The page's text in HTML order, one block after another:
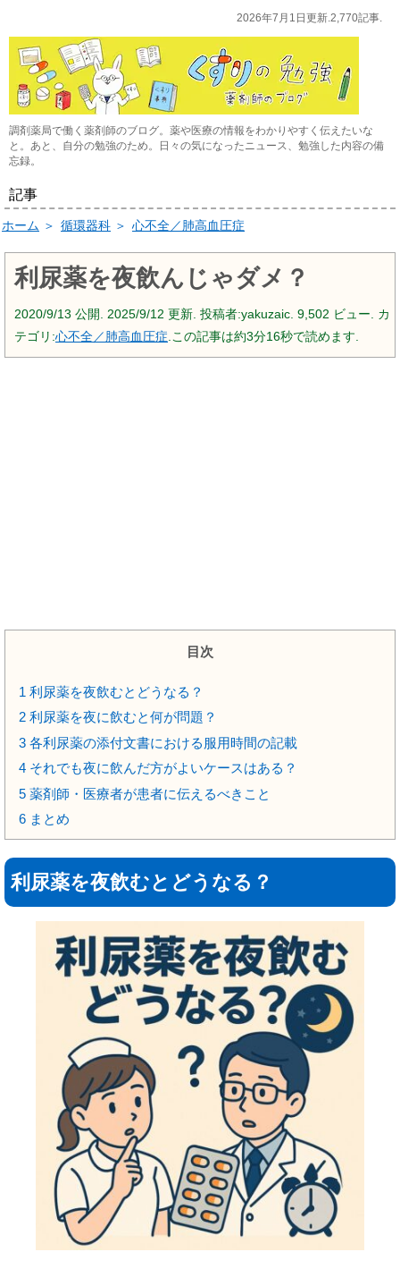
2026年7月1日更新.2,770記事.
調剤薬局で働く薬剤師のブログ。薬や医療の情報をわかりやすく伝えたいな
と。あと、自分の勉強のため。日々の気になったニュース、勉強した内容の備
忘録。
記事
ホーム ＞ 循環器科 ＞ 心不全／肺高血圧症
利尿薬を夜飲んじゃダメ？
2020/9/13 公開. 2025/9/12 更新. 投稿者:yakuzaic. 9,502 ビュー. カ
テゴリ:心不全／肺高血圧症 .この記事は約3分16秒で読めます.
目次
1 利尿薬を夜飲むとどうなる？
2 利尿薬を夜に飲むと何が問題？
3 各利尿薬の添付文書における服用時間の記載
4 それでも夜に飲んだ方がよいケースはある？
5 薬剤師・医療者が患者に伝えるべきこと
6 まとめ
利尿薬を夜飲むとどうなる？